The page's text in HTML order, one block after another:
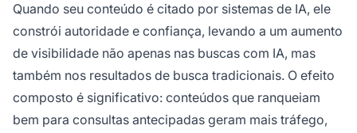
Quando seu conteúdo é citado por sistemas de IA, ele
constrói autoridade e confiança, levando a um aumento
de visibilidade não apenas nas buscas com IA, mas
também nos resultados de busca tradicionais. O efeito
composto é significativo: conteúdos que ranqueiam
bem para consultas antecipadas geram mais tráfego,